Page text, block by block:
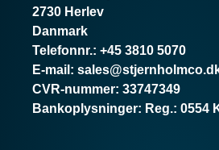
2730 Herlev
Danmark
Telefonnr.: +45 3810 5070
E-mail :
CVR-nummer: 33747349
Bankoplysninger: Reg.: 0554